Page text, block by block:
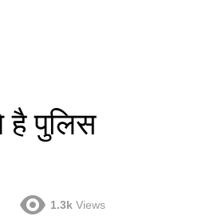
है पुलिस
1.3k Views